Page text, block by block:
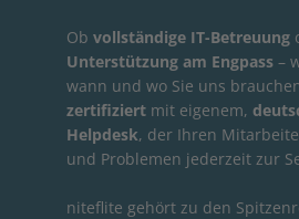
Ob vollständige IT-Betreuung
Unterstützung am Engpass –
wann und wo Sie uns
zertifiziert mit eigenem,
Helpdesk, der Ihren
und Problemen jederzeit zur
niteflite gehört zu den